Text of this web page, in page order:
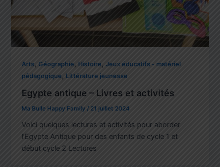
Arts,Géographie, Histoire,Jeux éducatifs - matériel
pédagogique, Littérature jeunesse
Egypte antique – Livres et activités
Ma Bulle Happy Family/21 juillet 2024
Voici quelques lectures et activités pour aborder
l’Egypte Antique pour des enfants de cycle 1 et
début cycle 2 Lectures